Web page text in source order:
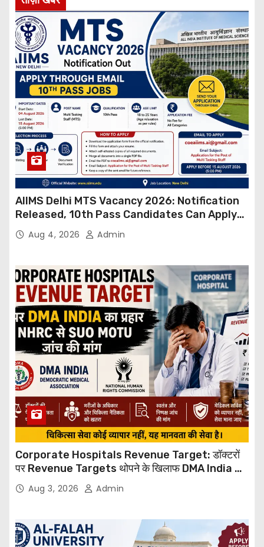
AIIMS Delhi MTS Vacancy 2026: Notification
Released, 10th Pass Candidates Can Apply
Through Email
Aug 4, 2026 Admin
Corporate Hospitals Revenue Target: डॉक्टरों
पर Revenue Targets थोपने के खिलाफ DMA India का
बड़ा कदम, NHRC से Suo Motu जांच की मांग
Aug 3, 2026 Admin